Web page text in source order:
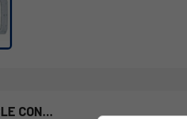
CON...